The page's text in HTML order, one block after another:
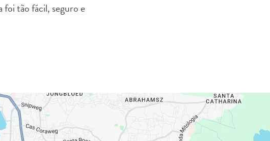
foi tão fácil, seguro e